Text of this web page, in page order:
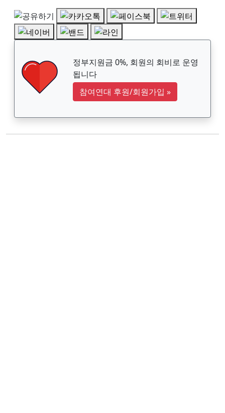
정부지원금 0%, 회원의 회비로 운영
됩니다
참여연대 후원/회원가입 »